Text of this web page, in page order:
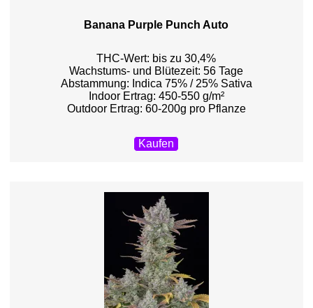
Banana Purple Punch Auto
THC-Wert: bis zu 30,4%
Wachstums- und Blütezeit: 56 Tage
Abstammung: Indica 75% / 25% Sativa
Indoor Ertrag: 450-550 g/m²
Outdoor Ertrag: 60-200g pro Pflanze
Kaufen